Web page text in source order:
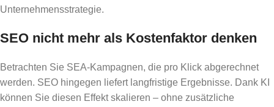
Unternehmensstrategie.
SEO nicht mehr als Kostenfaktor denken
Betrachten Sie SEA-Kampagnen, die pro Klick abgerechnet
werden. SEO hingegen liefert langfristige Ergebnisse. Dank KI
können Sie diesen Effekt skalieren – ohne zusätzliche